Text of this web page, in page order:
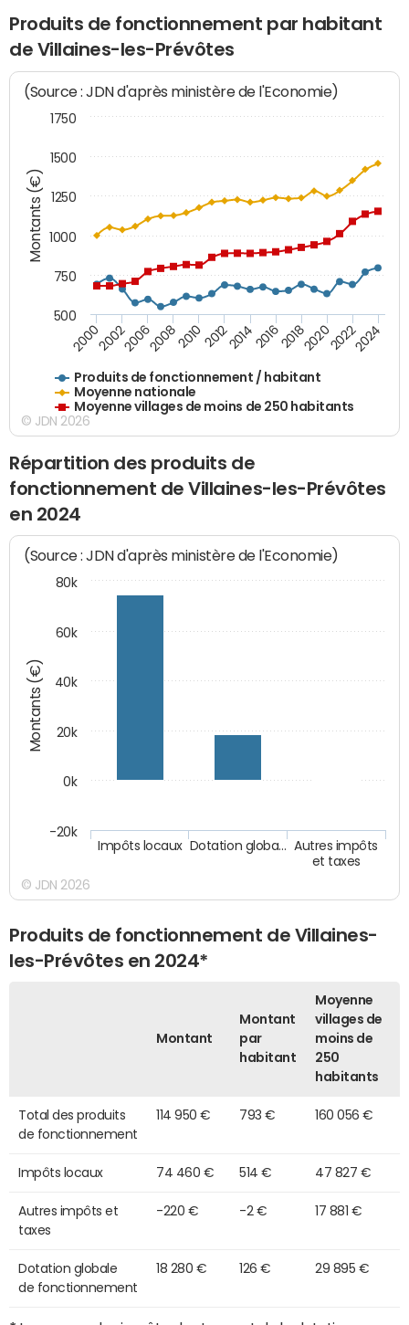
Produits de fonctionnement par habitant
de Villaines-les-Prévôtes
Montants (€)
(Source : JDN d'après ministère de l'Economie)
Produits de fonctionnement / habitant
Moyenne nationale
Moyenne villages de moins de 250 habitants
200020022006200820102012201420162018202020222024
500
750
1000
1250
1500
1750
© JDN 2026
Répartition des produits de
fonctionnement de Villaines-les-Prévôtes
en 2024
Montants (€)
(Source : JDN d'après ministère de l'Economie)
Autres impôts
et taxes
Dotation globa…
Impôts locaux
-20k
0k
20k
40k
60k
80k
© JDN 2026
Produits de fonctionnement de Villaines-
les-Prévôtes en 2024*
Montant
Montant
par
habitant
Moyenne
villages de
moins de
250
habitants
Total des produits
de fonctionnement
114 950 € 793 € 160 056 €
Impôts locaux 74 460 € 514 € 47 827 €
Autres impôts et
taxes
-220 € -2 € 17 881 €
Dotation globale
de fonctionnement
18 280 € 126 € 29 895 €